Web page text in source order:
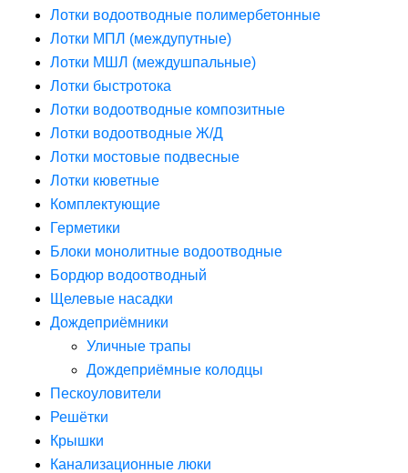
Лотки водоотводные полимербетонные
Лотки МПЛ (междупутные)
Лотки МШЛ (междушпальные)
Лотки быстротока
Лотки водоотводные композитные
Лотки водоотводные Ж/Д
Лотки мостовые подвесные
Лотки кюветные
Комплектующие
Герметики
Блоки монолитные водоотводные
Бордюр водоотводный
Щелевые насадки
Дождеприёмники
Уличные трапы
Дождеприёмные колодцы
Пескоуловители
Решётки
Крышки
Канализационные люки